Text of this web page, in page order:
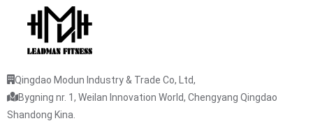
Qingdao Modun Industry & Trade Co, Ltd,
Bygning nr. 1, Weilan Innovation World, Chengyang Qingdao
Shandong Kina.